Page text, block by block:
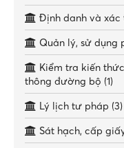
Định danh và xác
Quản lý, sử dụng
Kiểm tra kiến
thông đường bộ (1)
Lý lịch tư pháp (3)
Sát hạch, cấp